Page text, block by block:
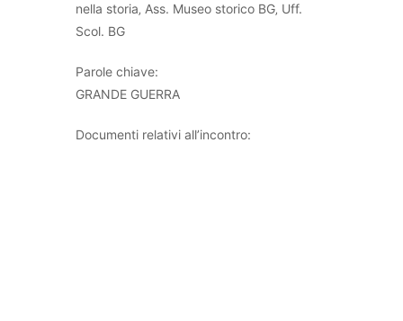
nella storia‚ Ass. Museo storico BG‚ Uff.
Scol. BG
Parole chiave:
GRANDE GUERRA
Documenti relativi all’incontro: